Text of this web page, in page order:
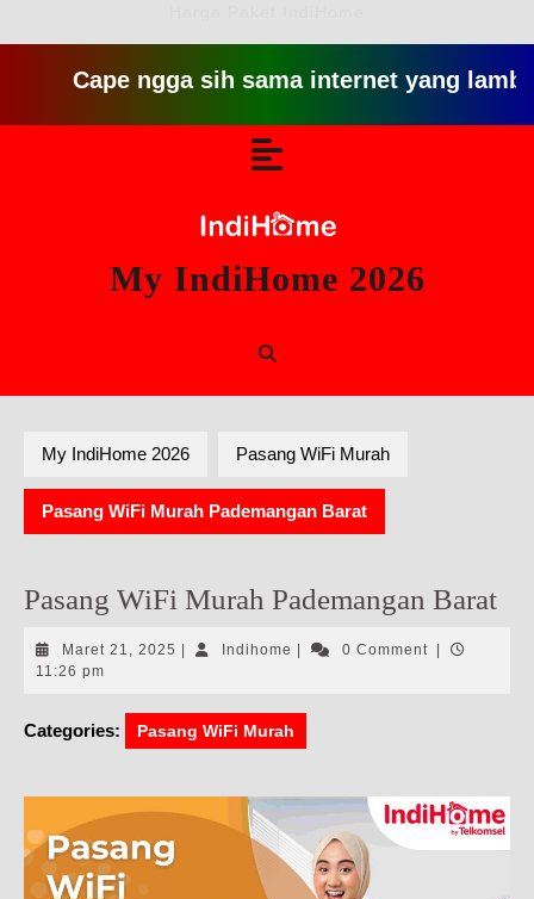
Cape ngga sih sama internet yang lambat
My IndiHome 2026
My IndiHome 2026 Pasang WiFi Murah
Pasang WiFi Murah Pademangan Barat
Pasang WiFi Murah Pademangan Barat
Maret 21, 2025 Maret
Indihome Indihome0 Comment
11:26 pm
Categories: Pasang WiFi Murah